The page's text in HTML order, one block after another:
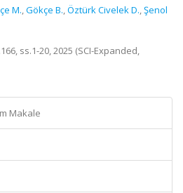
M.,Gökçe B.,Öztürk Civelek D.,Şenol
ss.1-20, 2025 (SCI-Expanded,
Makale